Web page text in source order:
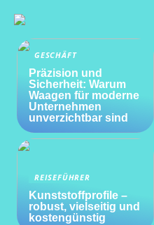
GESCHÄFT
Präzision und
Sicherheit: Warum
Waagen für moderne
Unternehmen
unverzichtbar sind
REISEFÜHRER
Kunststoffprofile –
robust, vielseitig und
kostengünstig